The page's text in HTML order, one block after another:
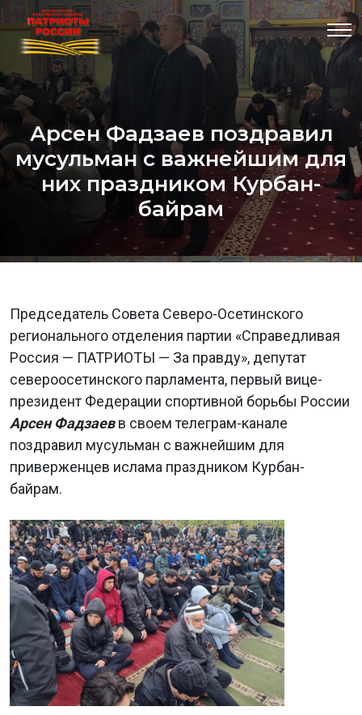
Арсен Фадзаев поздравил
мусульман с важнейшим для
них праздником Курбан-
байрам
Председатель Совета Северо-Осетинского
регионального отделения партии «Справедливая
Россия — ПАТРИОТЫ — За правду», депутат
североосетинского парламента, первый вице-
президент Федерации спортивной борьбы России
Арсен Фадзаевв своем телеграм-канале
поздравил мусульман с важнейшим для
приверженцев ислама праздником Курбан-
байрам.